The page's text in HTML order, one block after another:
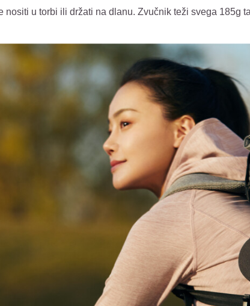
u torbi ili držati na dlanu. Zvučnik teži svega 185g